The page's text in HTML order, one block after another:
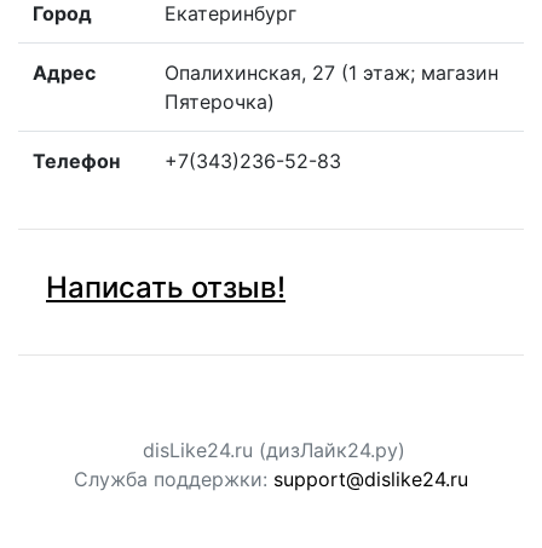
Город Екатеринбург
Адрес
Опалихинская, 27 (1 этаж; магазин
Пятерочка)
Телефон +7(343)236-52-83
Написать отзыв!
disLike24.ru (дизЛайк24.ру)
Служба поддержки: support@dislike24.ru